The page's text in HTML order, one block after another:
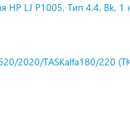
HP LJ P1005, Тип 4.4, Bk, 1 к
2020/TASKalfa180/220 (TK-